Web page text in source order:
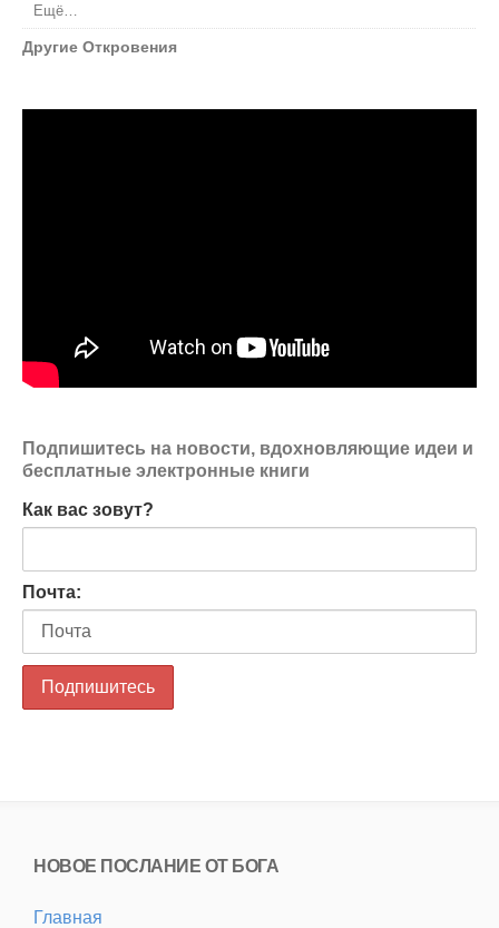
Ещё…
Другие Откровения
Подпишитесь на новости, вдохновляющие идеи и
бесплатные электронные книги
Как вас зовут?
Почта:
НОВОЕ ПОСЛАНИЕ ОТ БОГА
Главная